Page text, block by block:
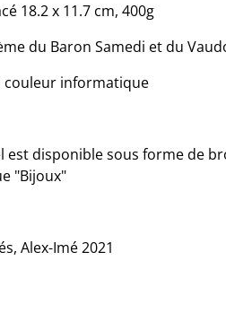
18.2 x 11.7 cm, 400g
du Baron Samedi et du
couleur informatique
est disponible sous forme de
"Bijoux"
Alex-Imé 2021